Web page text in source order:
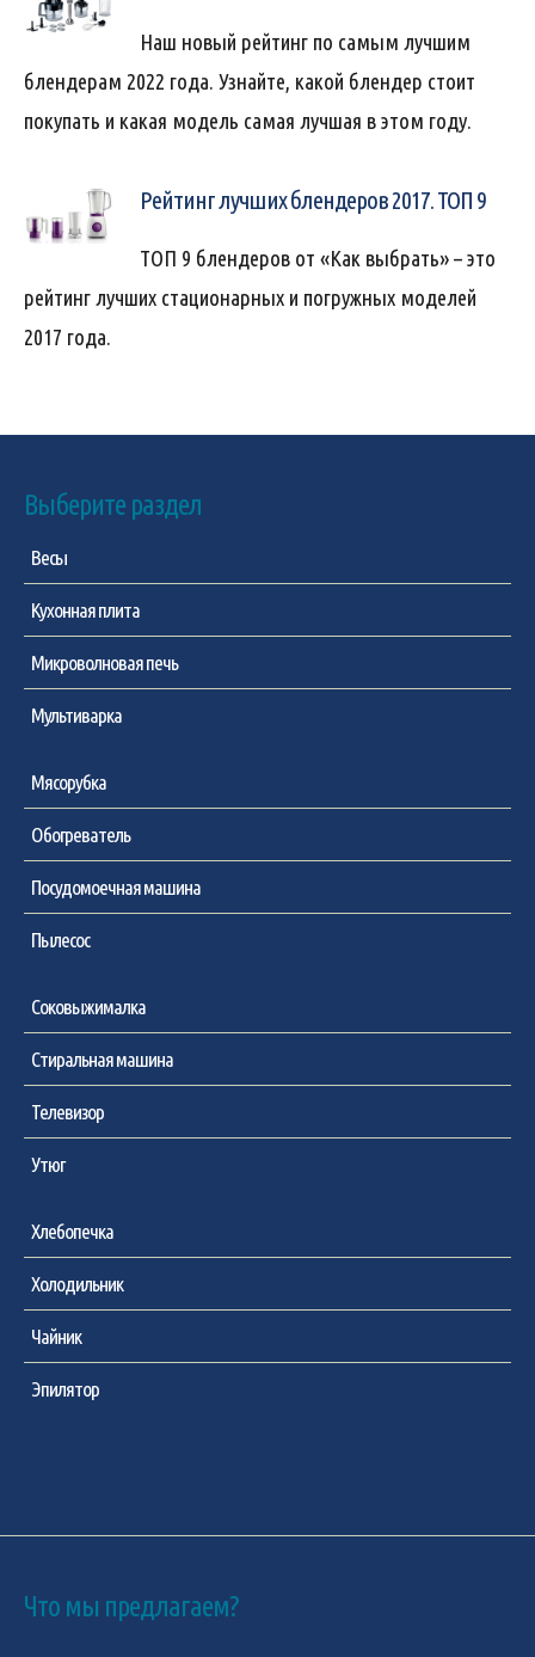
Наш новый рейтинг по самым лучшим
блендерам 2022 года. Узнайте, какой блендер стоит
покупать и какая модель самая лучшая в этом году.
Рейтинг лучших блендеров 2017. ТОП 9
ТОП 9 блендеров от «Как выбрать» – это
рейтинг лучших стационарных и погружных моделей
2017 года.
Выберите раздел
Весы
Кухонная плита
Микроволновая печь
Мультиварка
Мясорубка
Обогреватель
Посудомоечная машина
Пылесос
Соковыжималка
Стиральная машина
Телевизор
Утюг
Хлебопечка
Холодильник
Чайник
Эпилятор
Что мы предлагаем?